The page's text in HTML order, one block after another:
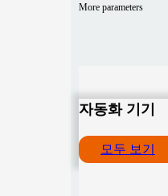
More parameters
자동화 기기
모두 보기